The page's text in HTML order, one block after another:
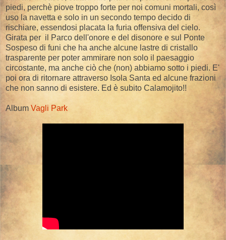
piedi, perchè piove troppo forte per noi comuni mortali, così
uso la navetta e solo in un secondo tempo decido di
rischiare, essendosi placata la furia offensiva del cielo.
Girata per il Parco dell'onore e del disonore e sul Ponte
Sospeso di funi che ha anche alcune lastre di cristallo
trasparente per poter ammirare non solo il paesaggio
circostante, ma anche ciò che (non) abbiamo sotto i piedi. E'
poi ora di ritornare attraverso Isola Santa ed alcune frazioni
che non sanno di esistere. Ed è subito Calamojito!!
Album Vagli Park